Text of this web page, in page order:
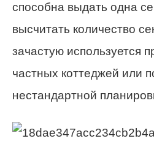
способна выдать одна
высчитать количество
зачастую используется
частных коттеджей или
нестандартной